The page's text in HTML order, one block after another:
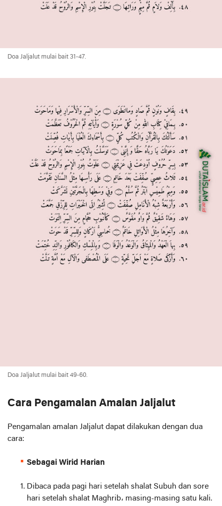
Doa Jaljalut mulai bait 31-47.
Doa Jaljalut mulai bait 49-60.
Cara Pengamalan Amalan Jaljalut
Pengamalan amalan Jaljalut dapat dilakukan dengan dua
cara:
Sebagai Wirid Harian
Dibaca pada pagi hari setelah shalat Subuh dan sore
hari setelah shalat Maghrib، masing-masing satu kali.